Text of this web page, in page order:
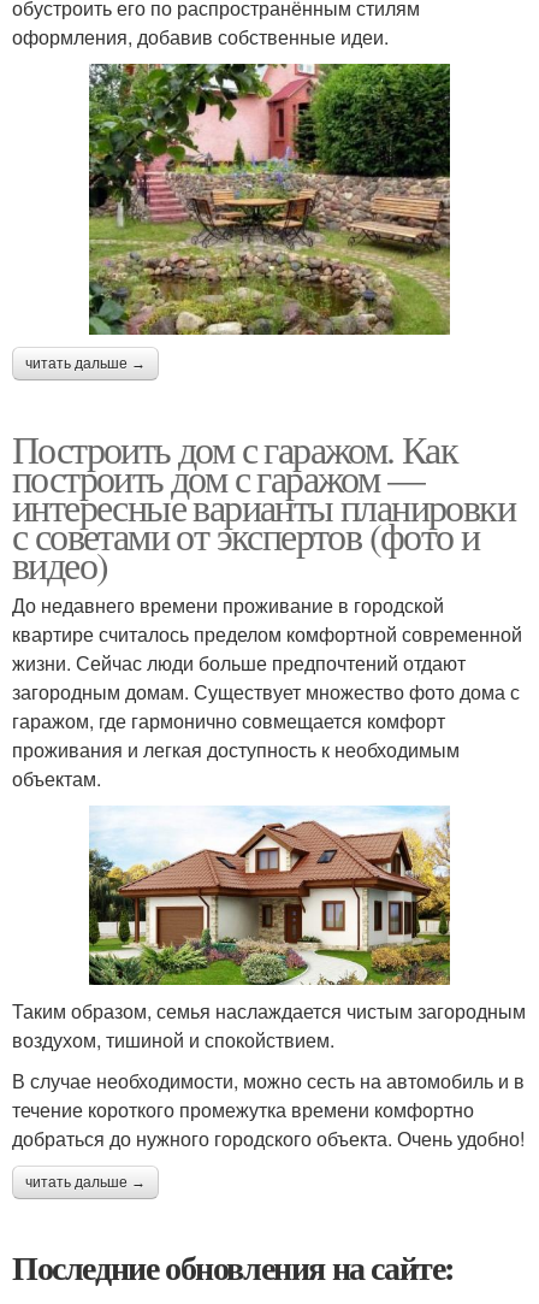
обустроить его по распространённым стилям
оформления, добавив собственные идеи.
читать дальше →
Построить дом с гаражом. Как
построить дом с гаражом —
интересные варианты планировки
с советами от экспертов (фото и
видео)
До недавнего времени проживание в городской
квартире считалось пределом комфортной современной
жизни. Сейчас люди больше предпочтений отдают
загородным домам. Существует множество фото дома с
гаражом, где гармонично совмещается комфорт
проживания и легкая доступность к необходимым
объектам.
Таким образом, семья наслаждается чистым загородным
воздухом, тишиной и спокойствием.
В случае необходимости, можно сесть на автомобиль и в
течение короткого промежутка времени комфортно
добраться до нужного городского объекта. Очень удобно!
читать дальше →
Последние обновления на сайте: